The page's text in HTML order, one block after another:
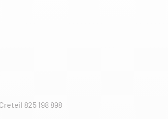
825 198 898